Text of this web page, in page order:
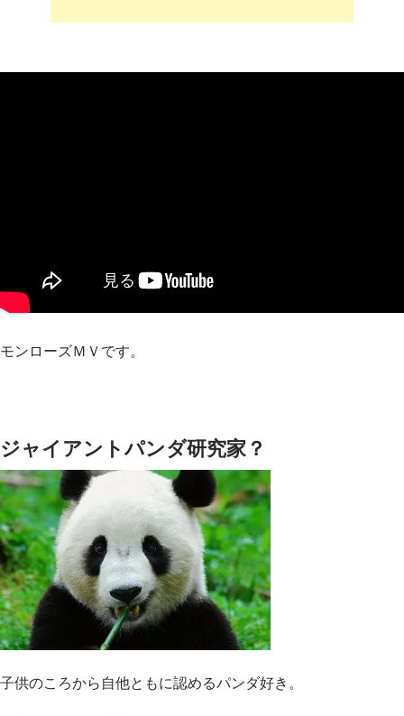
モンローズＭＶです。
ジャイアントパンダ研究家？
子供のころから自他ともに認めるパンダ好き。